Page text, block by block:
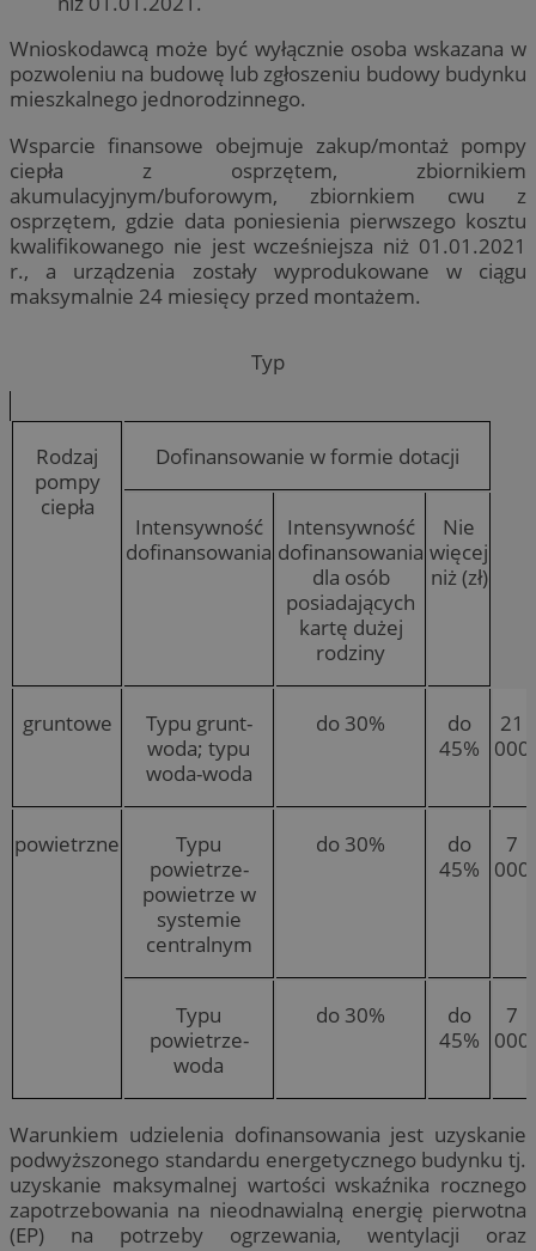
Wnioskodawcą może być wyłącznie osoba wskazana w
pozwoleniu na budowę lub zgłoszeniu budowy budynku
mieszkalnego jednorodzinnego.
Wsparcie finansowe obejmuje zakup/montaż pompy
ciepła z osprzętem, zbiornikiem
akumulacyjnym/buforowym, zbiornkiem cwu z
osprzętem, gdzie data poniesienia pierwszego kosztu
kwalifikowanego nie jest wcześniejsza niż 01.01.2021
r., a urządzenia zostały wyprodukowane w ciągu
maksymalnie 24 miesięcy przed montażem.
Typ
Rodzaj
pompy
ciepła
Dofinansowanie w formie dotacji
Intensywność
dofinansowania
Intensywność
dofinansowania
dla osób
posiadających
kartę dużej
rodziny
Nie
więcej
niż (zł)
gruntowe
Typu grunt-
woda; typu
woda-woda
do 30%
do
45%
21
000
powietrzne
Typu
powietrze-
powietrze w
systemie
centralnym
do 30%
do
45%
7
000
Typu
powietrze-
woda
do 30%
do
45%
7
000
Warunkiem udzielenia dofinansowania jest uzyskanie
podwyższonego standardu energetycznego budynku tj.
uzyskanie maksymalnej wartości wskaźnika rocznego
zapotrzebowania na nieodnawialną energię pierwotna
(EP) na potrzeby ogrzewania, wentylacji oraz